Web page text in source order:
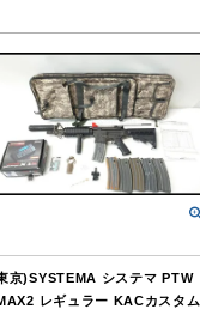
京)SYSTEMA システマ PTW
レギュラー KACカスタム